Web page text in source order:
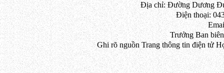
Địa chỉ: Đường Dương
Điện thoại:
Trưởng Ban
Ghi rõ nguồn Trang thông tin điện tử